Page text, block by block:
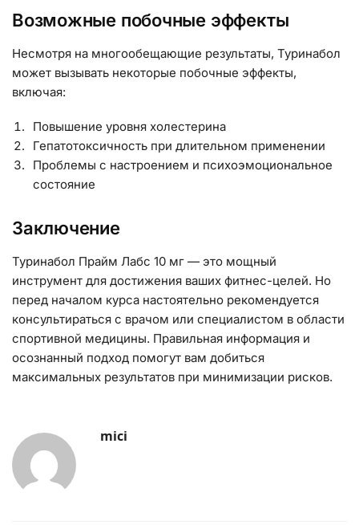
Возможные побочные эффекты
Несмотря на многообещающие результаты, Туринабол
может вызывать некоторые побочные эффекты,
включая:
Повышение уровня холестерина
Гепатотоксичность при длительном применении
Проблемы с настроением и психоэмоциональное
состояние
Заключение
Туринабол Прайм Лабс 10 мг — это мощный
инструмент для достижения ваших фитнес-целей. Но
перед началом курса настоятельно рекомендуется
консультираться с врачом или специалистом в области
спортивной медицины. Правильная информация и
осознанный подход помогут вам добиться
максимальных результатов при минимизации рисков.
mici